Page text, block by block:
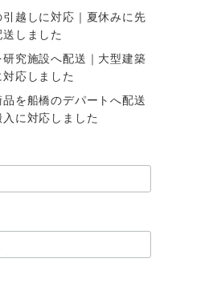
越しに対応｜夏休みに先
しました
究施設へ配送｜大型建築
応しました
を船橋のデパートへ配送
入に対応しました